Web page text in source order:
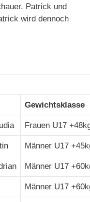
Patrick und
wird dennoch
Gewichtsklasse
Frauen U17
Männer U17
Männer U17
Männer U17